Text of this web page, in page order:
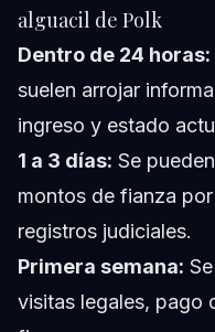
alguacil de Polk
Dentro de 24 horas:
suelen arrojar
ingreso y estado
1 a 3 días: Se
montos de fianza
registros judiciales.
Primera semana:
visitas legales, pago